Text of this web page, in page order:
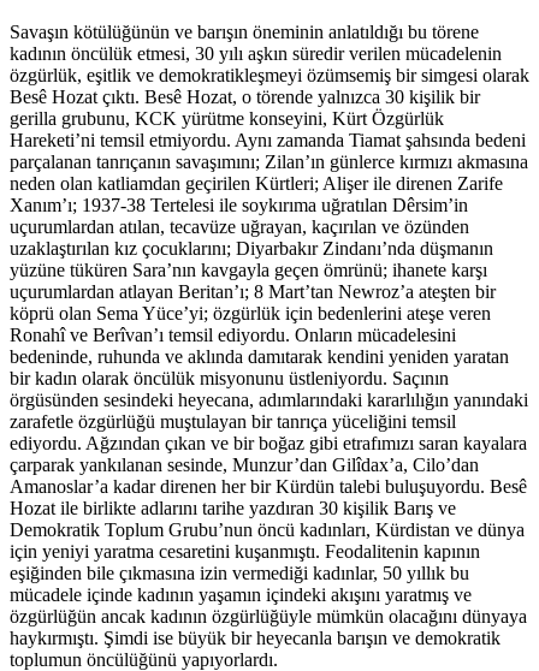
Savaşın kötülüğünün ve barışın öneminin anlatıldığı bu törene
kadının öncülük etmesi, 30 yılı aşkın süredir verilen mücadelenin
özgürlük, eşitlik ve demokratikleşmeyi özümsemiş bir simgesi olarak
Besê Hozat çıktı. Besê Hozat, o törende yalnızca 30 kişilik bir
gerilla grubunu, KCK yürütme konseyini, Kürt Özgürlük
Hareketi’ni temsil etmiyordu. Aynı zamanda Tiamat şahsında bedeni
parçalanan tanrıçanın savaşımını; Zilan’ın günlerce kırmızı akmasına
neden olan katliamdan geçirilen Kürtleri; Alişer ile direnen Zarife
Xanım’ı; 1937-38 Tertelesi ile soykırıma uğratılan Dêrsim’in
uçurumlardan atılan, tecavüze uğrayan, kaçırılan ve özünden
uzaklaştırılan kız çocuklarını; Diyarbakır Zindanı’nda düşmanın
yüzüne tüküren Sara’nın kavgayla geçen ömrünü; ihanete karşı
uçurumlardan atlayan Beritan’ı; 8 Mart’tan Newroz’a ateşten bir
köprü olan Sema Yüce’yi; özgürlük için bedenlerini ateşe veren
Ronahî ve Berîvan’ı temsil ediyordu. Onların mücadelesini
bedeninde, ruhunda ve aklında damıtarak kendini yeniden yaratan
bir kadın olarak öncülük misyonunu üstleniyordu. Saçının
örgüsünden sesindeki heyecana, adımlarındaki kararlılığın yanındaki
zarafetle özgürlüğü muştulayan bir tanrıça yüceliğini temsil
ediyordu. Ağzından çıkan ve bir boğaz gibi etrafımızı saran kayalara
çarparak yankılanan sesinde, Munzur’dan Gilîdax’a, Cilo’dan
Amanoslar’a kadar direnen her bir Kürdün talebi buluşuyordu. Besê
Hozat ile birlikte adlarını tarihe yazdıran 30 kişilik Barış ve
Demokratik Toplum Grubu’nun öncü kadınları, Kürdistan ve dünya
için yeniyi yaratma cesaretini kuşanmıştı. Feodalitenin kapının
eşiğinden bile çıkmasına izin vermediği kadınlar, 50 yıllık bu
mücadele içinde kadının yaşamın içindeki akışını yaratmış ve
özgürlüğün ancak kadının özgürlüğüyle mümkün olacağını dünyaya
haykırmıştı. Şimdi ise büyük bir heyecanla barışın ve demokratik
toplumun öncülüğünü yapıyorlardı.